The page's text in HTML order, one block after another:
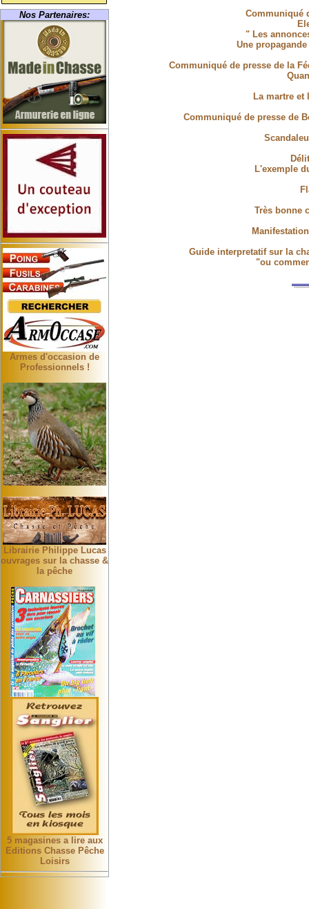
Nos Partenaires:
Armes d'occasion de
Professionnels !
Librairie Philippe Lucas
ouvrages sur la chasse &
la pêche
5 magasines a lire aux
Editions Chasse Pêche
Loisirs
Communiqué
" Les
Une
Communiqué de presse de la
La martre et
Communiqué de presse de
L'exemple
Très bonne
Guide interpretatif sur la
"ou